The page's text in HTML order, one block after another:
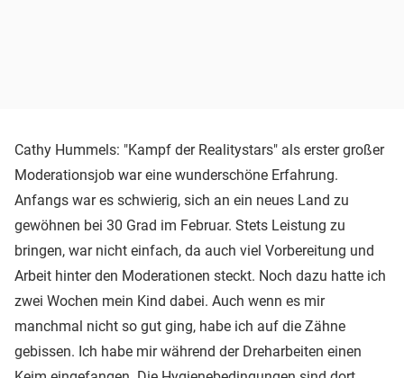
Cathy Hummels: "Kampf der Realitystars" als erster großer
Moderationsjob war eine wunderschöne Erfahrung.
Anfangs war es schwierig, sich an ein neues Land zu
gewöhnen bei 30 Grad im Februar. Stets Leistung zu
bringen, war nicht einfach, da auch viel Vorbereitung und
Arbeit hinter den Moderationen steckt. Noch dazu hatte ich
zwei Wochen mein Kind dabei. Auch wenn es mir
manchmal nicht so gut ging, habe ich auf die Zähne
gebissen. Ich habe mir während der Dreharbeiten einen